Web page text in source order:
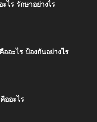
ไร รักษาอย่างไร
ออะไร ป้องกันอย่างไร
ออะไร